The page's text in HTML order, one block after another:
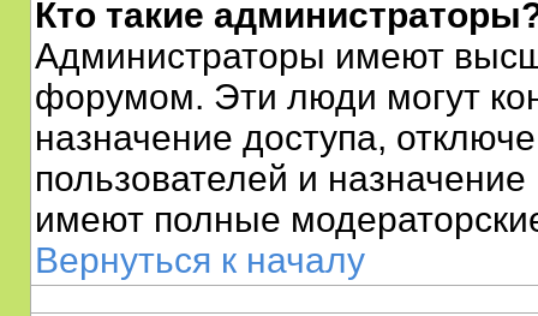
Кто такие
Администраторы имеют
форумом. Эти люди могут
назначение доступа,
пользователей и
имеют полные
Вернуться к началу